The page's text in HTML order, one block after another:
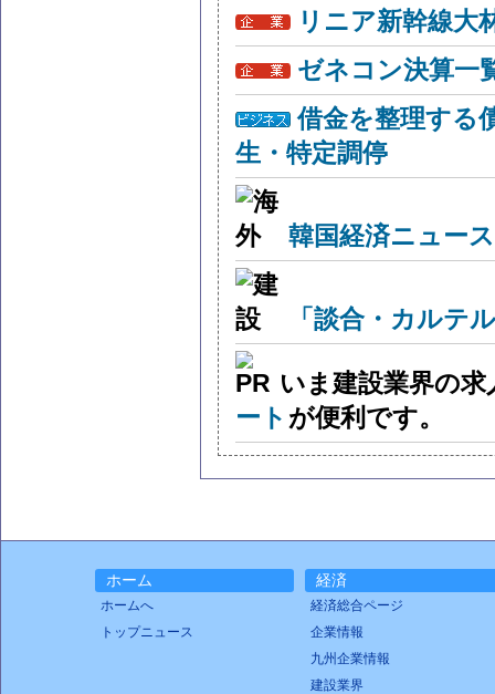
リニア新幹線大
ゼネコン決算一
借金を整理する
生・特定調停
韓国経済ニュー
「談合・カルテ
いま建設業界の
ート が便利です。
ホーム
ホームへ
トップニュース
経済
経済総合ページ
企業情報
九州企業情報
建設業界